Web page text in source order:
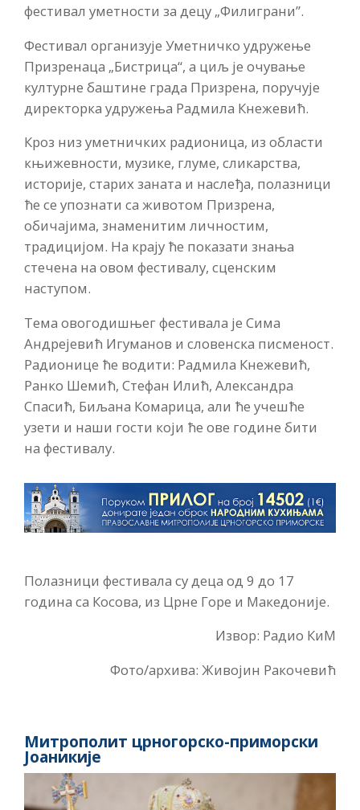
фестивал уметности за децу „Филиграни”.
Фестивал организује Уметничко удружење
Призренаца „Бистрица“, а циљ је очување
културне баштине града Призрена, поручује
директорка удружења Радмила Кнежевић.
Кроз низ уметничких радионица, из области
књижевности, музике, глуме, сликарства,
историје, старих заната и наслеђа, полазници
ће се упознати са животом Призрена,
обичајима, знаменитим личностим,
традицијом. На крају ће показати знања
стечена на овом фестивалу, сценским
наступом.
Тема овогодишњег фестивала је Сима
Андрејевић Игуманов и словенска писменост.
Радионице ће водити: Радмила Кнежевић,
Ранко Шемић, Стефан Илић, Александра
Спасић, Биљана Комарица, али ће учешће
узети и наши гости који ће ове године бити
на фестивалу.
Полазници фестивала су деца од 9 до 17
година са Косова, из Црне Горе и Македоније.
Извор: Радио КиМ
Фото/архива: Живојин Ракочевић
Митрополит црногорско-приморски
Јоаникије